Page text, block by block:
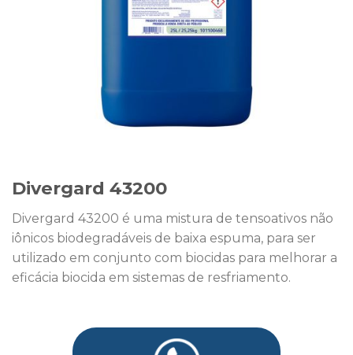
Divergard 43200
Divergard 43200 é uma mistura de tensoativos não
iônicos biodegradáveis de baixa espuma, para ser
utilizado em conjunto com biocidas para melhorar a
eficácia biocida em sistemas de resfriamento.